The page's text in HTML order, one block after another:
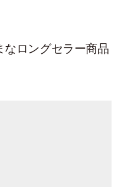
なロングセラー商品